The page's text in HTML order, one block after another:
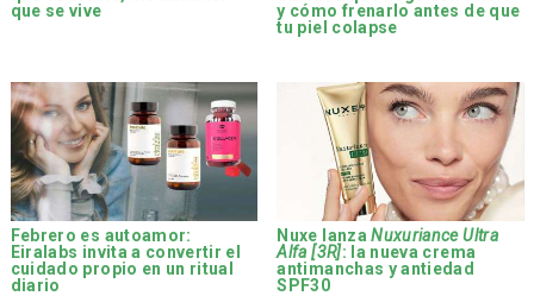
que se vive
y cómo frenarlo antes de que
tu piel colapse
Febrero es autoamor:
Eiralabs invita a convertir el
cuidado propio en un ritual
diario
Nuxe lanzaNuxuriance Ultra
Alfa [3R]: la nueva crema
antimanchas y antiedad
SPF30